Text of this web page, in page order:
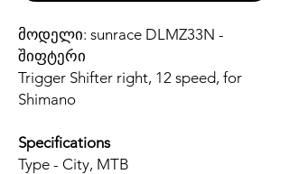
მოდელი: sunrace DLMZ33N -
შიფტერი
Trigger Shifter right, 12 speed, for
Shimano
Specifications
Type - City, MTB